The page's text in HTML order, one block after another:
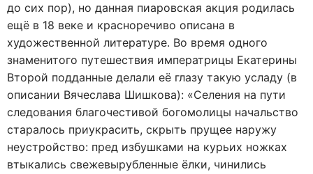
до сих пор), но данная пиаровская акция родилась
ещё в 18 веке и красноречиво описана в
художественной литературе. Во время одного
знаменитого путешествия императрицы Екатерины
Второй подданные делали её глазу такую усладу (в
описании Вячеслава Шишкова): «Селения на пути
следования благочестивой богомолицы начальство
старалось приукрасить, скрыть прущее наружу
неустройство: пред избушками на курьих ножках
втыкались свежевырубленные ёлки, чинились